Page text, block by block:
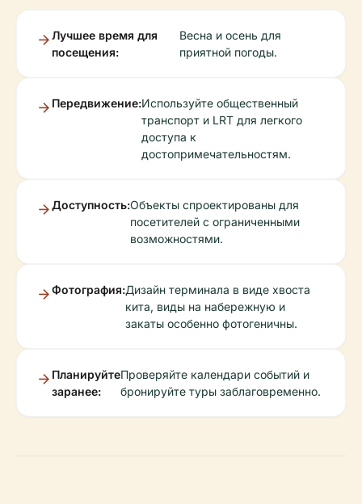
Лучшее время для
посещения:
Весна и осень для
приятной погоды.
Передвижение:Используйте общественный
транспорт и LRT для легкого
доступа к
достопримечательностям.
Доступность:Объекты спроектированы для
посетителей с ограниченными
возможностями.
Фотография:Дизайн терминала в виде хвоста
кита, виды на набережную и
закаты особенно фотогеничны.
Планируйте
заранее:
Проверяйте календари событий и
бронируйте туры заблаговременно.